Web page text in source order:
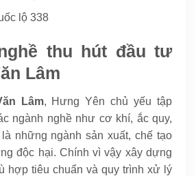
lộ 338
thu hút đầu tư
Lâm
Lâm, Hưng Yên chủ yếu tập
ngành nghề như cơ khí, ắc quy,
những ngành sản xuất, chế tạo
độc hại. Chính vì vậy xây dựng
hợp tiêu chuẩn và quy trình xử lý